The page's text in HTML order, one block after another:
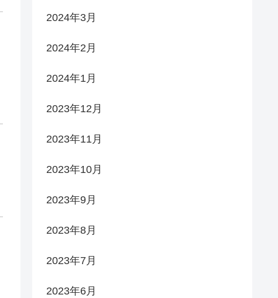
2024年3月
2024年2月
2024年1月
2023年12月
2023年11月
2023年10月
2023年9月
2023年8月
2023年7月
2023年6月